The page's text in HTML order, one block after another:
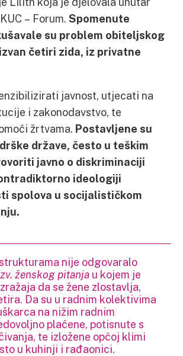
– Forum. Spomenute
su problem obiteljskog
četiri zida, iz privatne
javnost, utjecati na
i zakonodavstvo, te
žrtvama. Postavljene su
države, često u teškim
javno o diskriminaciji
ideologiji
spolova u socijalističkom
nije odgovaralo
ženskog pitanja u kojem je
da se žene zlostavlja,
Da su u radnim kolektivima
na nižim radnim
plaćene, potisnute s
te izložene općoj klimi
u kuhinji i rađaonici.